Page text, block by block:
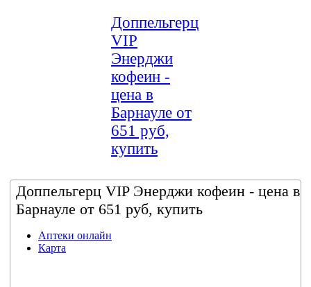
Доппельгерц
VIP
Энерджи
кофеин -
цена в
Барнауле от
651 руб,
купить
Доппельгерц VIP Энерджи кофеин - цена в
Барнауле от 651 руб, купить
Аптеки онлайн
Карта